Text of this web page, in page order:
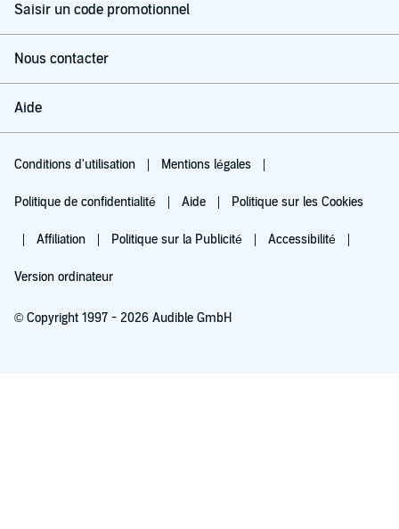
Saisir un code promotionnel
Nous contacter
Aide
Conditions d'utilisation Mentions légales
Politique de confidentialité Aide Politique sur les Cookies
Affiliation Politique sur la Publicité Accessibilité
Version ordinateur
© Copyright 1997 - 2026 Audible GmbH